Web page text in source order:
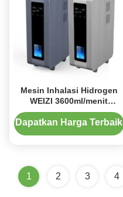
Mesin Inhalasi Hidrogen
WEIZI 3600ml/menit
dengan Daya 800W
Dapatkan Harga Terbaik
1 2 3 4